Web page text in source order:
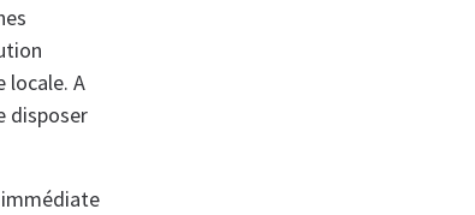
locale. A
disposer
immédiate